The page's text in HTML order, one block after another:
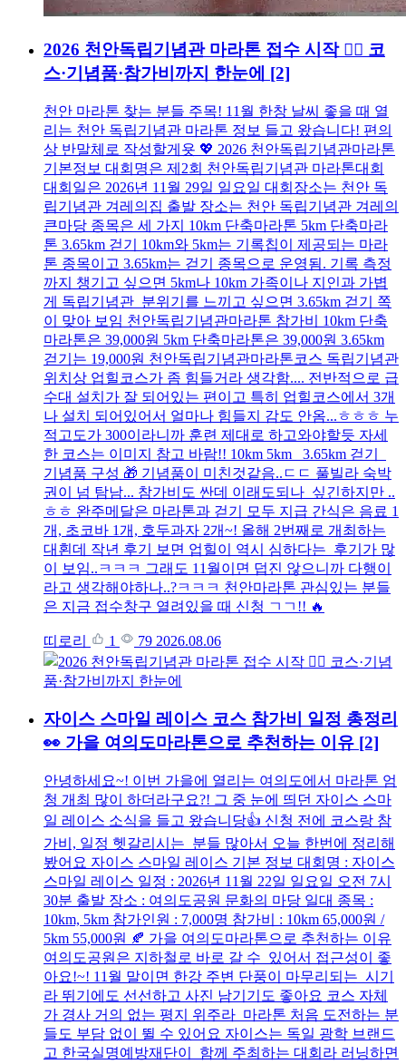
2026 천안독립기념관 마라톤 접수 시작 🏃‍♂️ 코
스·기념품·참가비까지 한눈에 [2]
천안 마라톤 찾는 분들 주목! 11월 한창 날씨 좋을 때 열
리는 천안 독립기념관 마라톤 정보 들고 왔습니다! 편의
상 반말체로 작성할게욧 💖 2026 천안독립기념관마라톤
기본정보 대회명은 제2회 천안독립기념관 마라톤대회
대회일은 2026년 11월 29일 일요일 대회장소는 천안 독
립기념관 겨레의집 출발 장소는 천안 독립기념관 겨레의
큰마당 종목은 세 가지 10km 단축마라톤 5km 단축마라
톤 3.65km 걷기 10km와 5km는 기록칩이 제공되는 마라
톤 종목이고 3.65km는 걷기 종목으로 운영됨. 기록 측정
까지 챙기고 싶으면 5km나 10km 가족이나 지인과 가볍
게 독립기념관 분위기를 느끼고 싶으면 3.65km 걷기 쪽
이 맞아 보임 천안독립기념관마라톤 참가비 10km 단축
마라톤은 39,000원 5km 단축마라톤은 39,000원 3.65km
걷기는 19,000원 천안독립기념관마라톤코스 독립기념관
위치상 업힐코스가 좀 힘들거라 생각함.... 전반적으로 급
수대 설치가 잘 되어있는 편이고 특히 업힐코스에서 3개
나 설치 되어있어서 얼마나 힘들지 감도 안옴...ㅎㅎㅎ 누
적고도가 300이라니까 훈련 제대로 하고와야할듯 자세
한 코스는 이미지 참고 바람!! 10km 5km 3.65km 걷기
기념품 구성 🎁 기념품이 미친것같음..ㄷㄷ 풀빌라 숙박
권이 넘 탐남... 참가비도 싼데 이래도되나 싶긴하지만 ..
ㅎㅎ 완주메달은 마라톤과 걷기 모두 지급 간식은 음료 1
개, 초코바 1개, 호두과자 2개~! 올해 2번째로 개최하는
대횐데 작년 후기 보면 업힐이 역시 심하다는 후기가 많
이 보임..ㅋㅋㅋ 그래도 11월이면 덥진 않으니까 다행이
라고 생각해야하나..?ㅋㅋㅋ 천안마라톤 관심있는 분들
은 지금 접수창구 열려있을 때 신청 ㄱㄱ!! 🔥
띠로리 1 79 2026.08.06
자이스 스마일 레이스 코스 참가비 일정 총정리
👀 가을 여의도마라톤으로 추천하는 이유 [2]
안녕하세요~! 이번 가을에 열리는 여의도에서 마라톤 엄
청 개최 많이 하더라구요?! 그 중 눈에 띄던 자이스 스마
일 레이스 소식을 들고 왔습니당👍 신청 전에 코스랑 참
가비, 일정 헷갈리시는 분들 많아서 오늘 한번에 정리해
봤어요 자이스 스마일 레이스 기본 정보 대회명 : 자이스
스마일 레이스 일정 : 2026년 11월 22일 일요일 오전 7시
30분 출발 장소 : 여의도공원 문화의 마당 일대 종목 :
10km, 5km 참가인원 : 7,000명 참가비 : 10km 65,000원 /
5km 55,000원 🍂 가을 여의도마라톤으로 추천하는 이유
여의도공원은 지하철로 바로 갈 수 있어서 접근성이 좋
아요!~! 11월 말이면 한강 주변 단풍이 마무리되는 시기
라 뛰기에도 선선하고 사진 남기기도 좋아요 코스 자체
가 경사 거의 없는 평지 위주라 마라톤 처음 도전하는 분
들도 부담 없이 뛸 수 있어요 자이스는 독일 광학 브랜드
고 한국실명예방재단이 함께 주최하는 대회라 러닝하면